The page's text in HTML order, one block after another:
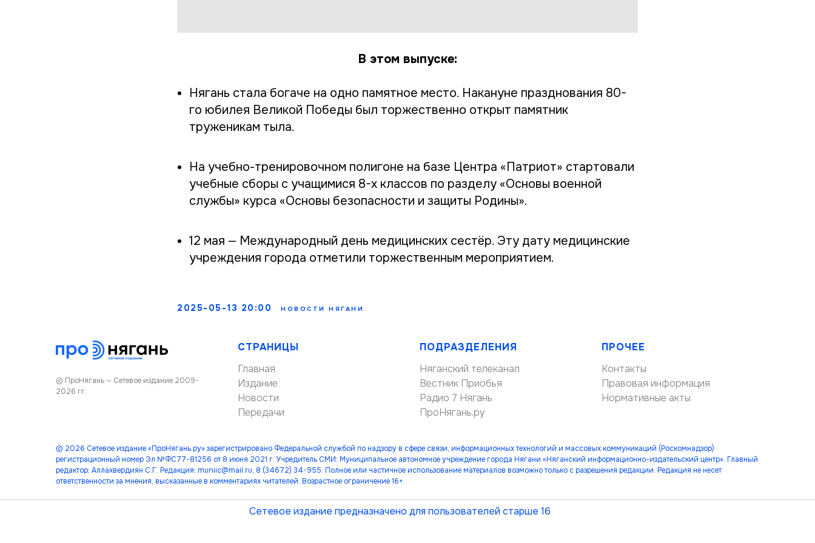
В этом выпуске:
Нягань стала богаче на одно памятное место. Накануне празднования 80-
го юбилея Великой Победы был торжественно открыт памятник
труженикам тыла.
На учебно-тренировочном полигоне на базе Центра «Патриот» стартовали
учебные сборы с учащимися 8-х классов по разделу «Основы военной
службы» курса «Основы безопасности и защиты Родины».
12 мая — Международный день медицинских сестёр. Эту дату медицинские
учреждения города отметили торжественным мероприятием.
2025-05-13 20:00 НОВОСТИ НЯГАНИ
© ПроНягань — Сетевое издание 2009-
2026 гг.
СТРАНИЦЫ
Главная
Издание
Новости
Передачи
ПОДРАЗДЕЛЕНИЯ
Няганский телеканал
Вестник Приобья
Радио 7 Нягань
ПроНягань.ру
ПРОЧЕЕ
Контакты
Правовая информация
Нормативные акты
© 2026 Сетевое издание «ПроНягань.ру» зарегистрировано Федеральной службой по надзору в сфере связи, информационных технологий и массовых коммуникаций (Роскомнадзор)
регистрационный номер Эл №ФС77-81256 от 8 июня 2021 г. Учредитель СМИ: Муниципальное автономное учреждение города Нягани «Няганский информационно-издательский центр». Главный
редактор: Аллахвердиян С.Г. Редакция: muniic@mail.ru, 8 (34672) 34-955. Полное или частичное использование материалов возможно только с разрешения редакции. Редакция не несет
ответственности за мнения, высказанные в комментариях читателей. Возрастное ограничение 16+.
Сетевое издание предназначено для пользователей старше 16